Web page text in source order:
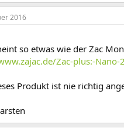
2016
so etwas wie der Zac
Zac-plus:-Nano-
Produkt ist nie richtig